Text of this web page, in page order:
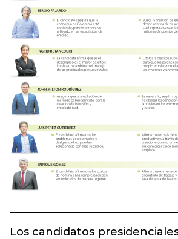
Los candidatos